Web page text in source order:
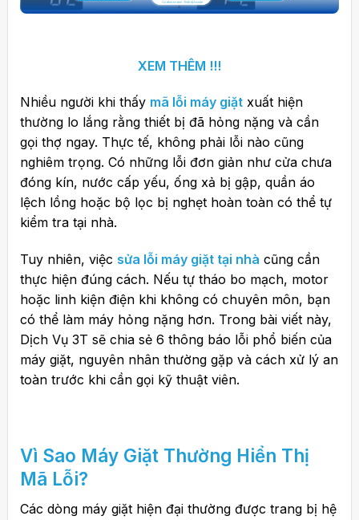
XEM THÊM !!!
Nhiều người khi thấy mã lỗi máy giặtxuất hiện
thường lo lắng rằng thiết bị đã hỏng nặng và cần
gọi thợ ngay. Thực tế, không phải lỗi nào cũng
nghiêm trọng. Có những lỗi đơn giản như cửa chưa
đóng kín, nước cấp yếu, ống xả bị gập, quần áo
lệch lồng hoặc bộ lọc bị nghẹt hoàn toàn có thể tự
kiểm tra tại nhà.
Tuy nhiên, việc sửa lỗi máy giặt tại nhà cũng cần
thực hiện đúng cách. Nếu tự tháo bo mạch, motor
hoặc linh kiện điện khi không có chuyên môn, bạn
có thể làm máy hỏng nặng hơn. Trong bài viết này,
Dịch Vụ 3T sẽ chia sẻ 6 thông báo lỗi phổ biến của
máy giặt, nguyên nhân thường gặp và cách xử lý an
toàn trước khi cần gọi kỹ thuật viên.
Vì Sao Máy GiặtThường Hiển Thị
Mã Lỗi?
Các dòng máy giặt hiện đại thường được trang bị hệ